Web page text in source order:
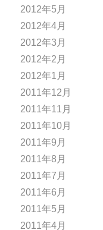
2012年5月
2012年4月
2012年3月
2012年2月
2012年1月
2011年12月
2011年11月
2011年10月
2011年9月
2011年8月
2011年7月
2011年6月
2011年5月
2011年4月